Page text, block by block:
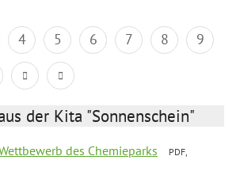
4 5 6 7 8
9
der Kita "Sonnenschein"
des Chemieparks
PDF,